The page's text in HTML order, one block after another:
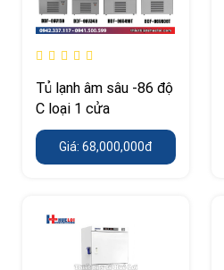
Tủ lạnh âm sâu -86 độ
C loại 1 cửa
Giá: 68,000,000đ